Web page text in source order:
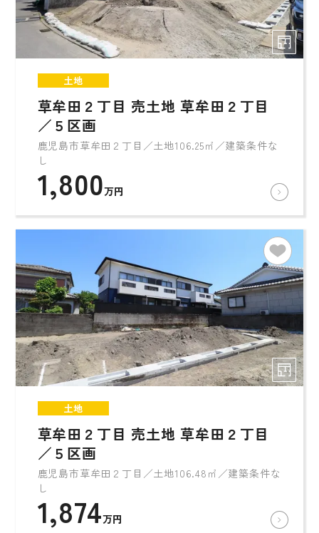
土地
草牟田２丁目 売土地 草牟田２丁目
／５区画
鹿児島市草牟田２丁目／土地106.25㎡／建築条件な
し
1,800万円
土地
草牟田２丁目 売土地 草牟田２丁目
／５区画
鹿児島市草牟田２丁目／土地106.48㎡／建築条件な
し
1,874万円